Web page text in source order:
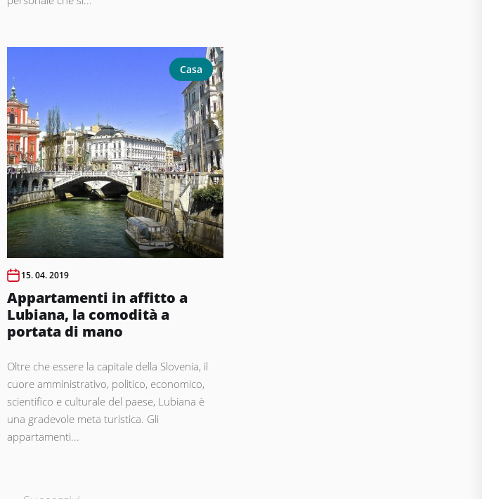
Casa
15. 04. 2019
Appartamenti in affitto a
Lubiana, la comodità a
portata di mano
Oltre che essere la capitale della Slovenia, il
cuore amministrativo, politico, economico,
scientifico e culturale del paese, Lubiana è
una gradevole meta turistica. Gli
appartamenti...